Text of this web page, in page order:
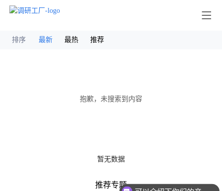
排序 最新 最热 推荐
抱歉，未搜索到内容
暂无数据
推荐专题